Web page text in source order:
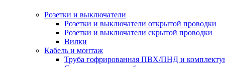
Розетки и выключатели
Розетки и выключатели открытой проводки
Розетки и выключатели скрытой проводки
Вилки
Кабель и монтаж
Труба гофрированная ПВХ/ПНД и